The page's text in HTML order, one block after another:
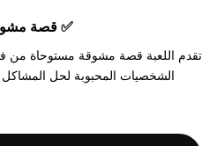
✅ قصة
الشخصيات المحبوبة لحل المشاكل